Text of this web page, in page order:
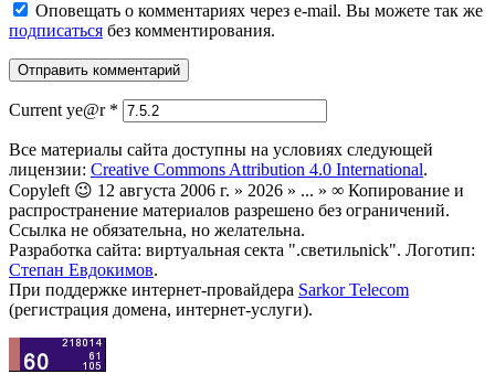
Оповещать о комментариях через e-mail. Вы можете так же
подписаться без комментирования.
Current ye@r *
Все материалы сайта доступны на условиях следующей
лицензии: Creative Commons Attribution 4.0 International.
Copyleft 😉 12 августа 2006 г. » 2026 » ... » ∞ Копирование и
распространение материалов разрешено без ограничений.
Ссылка не обязательна, но желательна.
Разработка сайта: виртуальная секта ".светильnick". Логотип:
Степан Евдокимов.
При поддержке интернет-провайдера Sarkor Telecom
(регистрация домена, интернет-услуги).